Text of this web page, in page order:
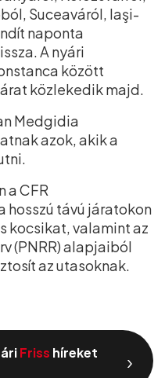
Suceaváról, Iaşi-
naponta
A nyári
között
közlekedik majd.
Medgidia
azok, akik a
a CFR
távú járatokon
kocsikat, valamint az
(PNRR) alapjaiból
az utasoknak.
Friss híreket
›